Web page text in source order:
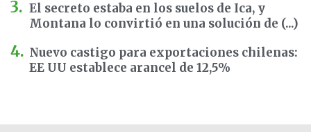
El secreto estaba en los suelos de Ica, y
Montana lo convirtió en una solución de (...)
Nuevo castigo para exportaciones chilenas:
EE UU establece arancel de 12,5%